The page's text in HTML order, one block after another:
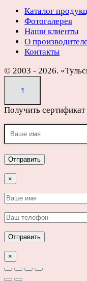
Каталог
Фотогалерея
Наши клиенты
О
Контакты
© 2003 - 2026.
Получить сертификат
×
×